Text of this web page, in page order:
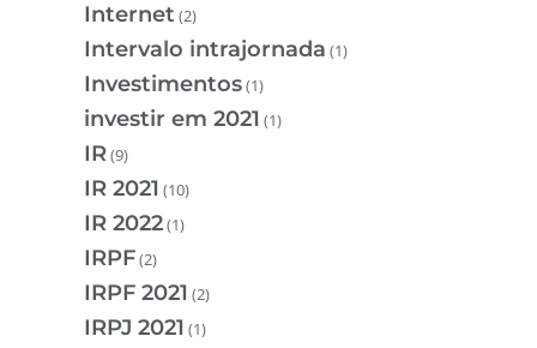
Internet (2)
Intervalo intrajornada (1)
Investimentos(1)
investir em 2021 (1)
IR(9)
IR 2021 (10)
IR 2022(1)
IRPF(2)
IRPF 2021 (2)
IRPJ 2021 (1)